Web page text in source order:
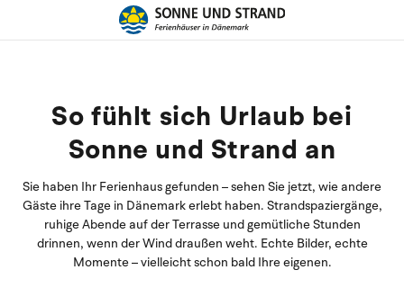
So fühlt sich Urlaub bei
Sonne und Strand an
Sie haben Ihr Ferienhaus gefunden – sehen Sie jetzt, wie andere
Gäste ihre Tage in Dänemark erlebt haben. Strandspaziergänge,
ruhige Abende auf der Terrasse und gemütliche Stunden
drinnen, wenn der Wind draußen weht. Echte Bilder, echte
Momente – vielleicht schon bald Ihre eigenen.